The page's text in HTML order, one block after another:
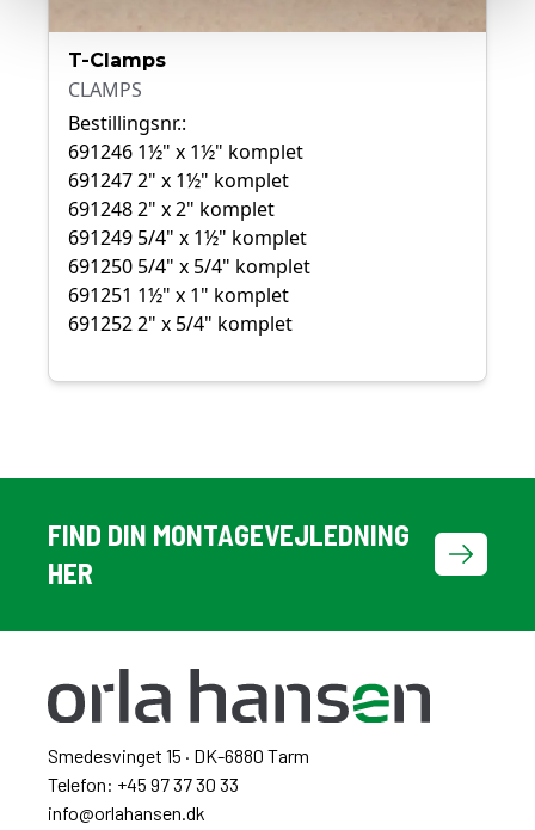
T-Clamps
CLAMPS
Bestillingsnr.:
691246 1½" x 1½" komplet
691247 2" x 1½" komplet
691248 2" x 2" komplet
691249 5/4" x 1½" komplet
691250 5/4" x 5/4" komplet
691251 1½" x 1" komplet
691252 2" x 5/4" komplet
FIND DIN MONTAGEVEJLEDNING
HER
Smedesvinget 15 · DK-6880 Tarm
Telefon: +45 97 37 30 33
info@orlahansen.dk